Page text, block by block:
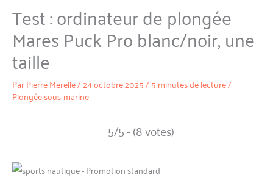
Test : ordinateur de plongée
Mares Puck Pro blanc/noir, une
taille
ParPierre Merelle/24 octobre 2025/5 minutes de lecture/
Plongée sous-marine
5/5 - (8 votes)